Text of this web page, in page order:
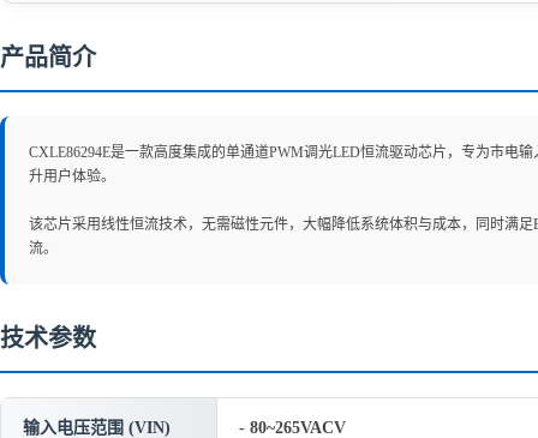
产品简介
CXLE86294E是一款高度集成的单通道PWM调光LED恒流驱动芯片，专为市电
升用户体验。
该芯片采用线性恒流技术，无需磁性元件，大幅降低系统体积与成本，同时满
流。
技术参数
输入电压范围 (VIN) - 80~265VACV